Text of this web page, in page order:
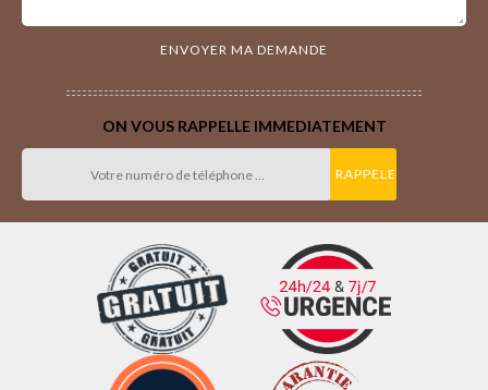
ON VOUS RAPPELLE IMMEDIATEMENT